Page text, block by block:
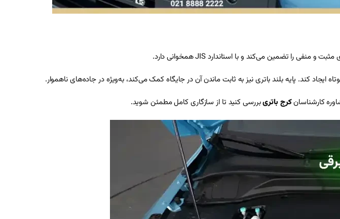
کند. پایه بلند باتری نیز به ثابت ماندن آن در جایگاه کمک می‌کند، به‌ویژه در جاده‌های ناهموار.
کرج باتریبررسی کنید تا از سازگاری کامل مطمئن شوید.